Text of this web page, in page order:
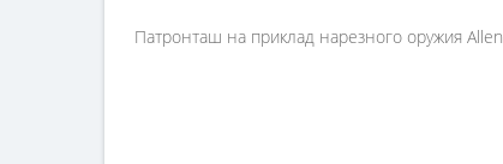
Патронташ на приклад нарезного оружия Allen